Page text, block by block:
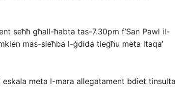
seħħ għall-ħabta tas-7.30pm f’San Pawl il-
mas-sieħba l-ġdida tiegħu meta ltaqa’
meta l-mara allegatament bdiet tinsulta